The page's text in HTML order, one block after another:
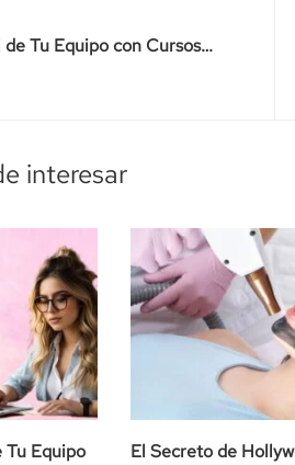
Tu Equipo con Cursos
¡Descubre Cómo!
interesar
Tu Equipo
El Secreto de